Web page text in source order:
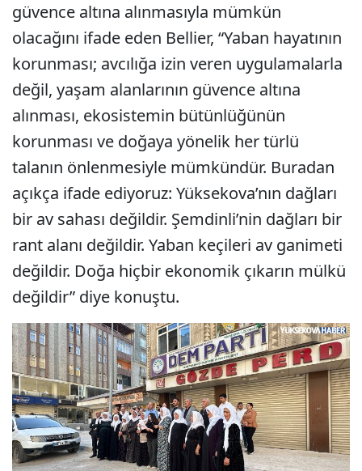
güvence altına alınmasıyla mümkün
olacağını ifade eden Bellier, “Yaban hayatının
korunması; avcılığa izin veren uygulamalarla
değil, yaşam alanlarının güvence altına
alınması, ekosistemin bütünlüğünün
korunması ve doğaya yönelik her türlü
talanın önlenmesiyle mümkündür. Buradan
açıkça ifade ediyoruz: Yüksekova’nın dağları
bir av sahası değildir. Şemdinli’nin dağları bir
rant alanı değildir. Yaban keçileri av ganimeti
değildir. Doğa hiçbir ekonomik çıkarın mülkü
değildir” diye konuştu.